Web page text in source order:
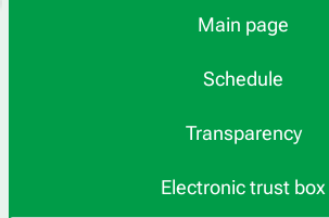
Main page
Schedule
Transparency
Electronic trust box